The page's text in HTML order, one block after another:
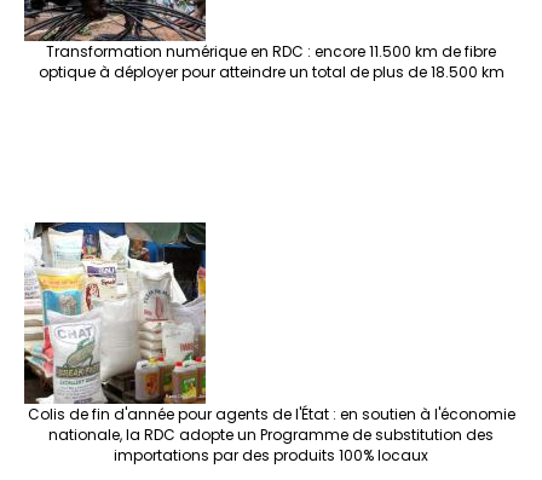
Transformation numérique en RDC : encore 11.500 km de fibre
optique à déployer pour atteindre un total de plus de 18.500 km
Colis de fin d'année pour agents de l'État : en soutien à l'économie
nationale, la RDC adopte un Programme de substitution des
importations par des produits 100% locaux